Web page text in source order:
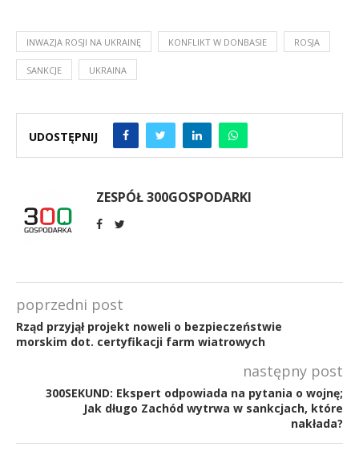
INWAZJA ROSJI NA UKRAINĘ KONFLIKT W DONBASIE ROSJA
SANKCJE UKRAINA
UDOSTĘPNIJ
ZESPÓŁ 300GOSPODARKI
poprzedni post
Rząd przyjął projekt noweli o bezpieczeństwie
morskim dot. certyfikacji farm wiatrowych
następny post
300SEKUND: Ekspert odpowiada na pytania o wojnę;
Jak długo Zachód wytrwa w sankcjach, które
nakłada?